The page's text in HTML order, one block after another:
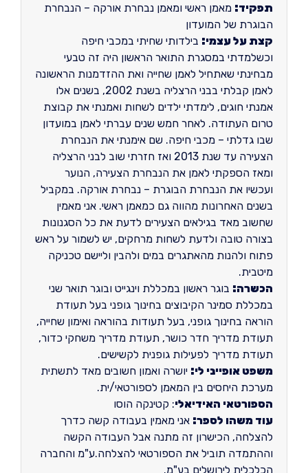
תפקיד: מאמן ראשי ומאמן נבחרת אורקה – הנבחרת
הבוגרת של המועדון
קצת על עצמי: בילדותי שחיתי במכבי חיפה
וכשלמדתי במסגרת התואר הראשון היה זה טבעי
מבחינתי שאתחיל לאמן שחייה ואת ההזדמנות הראשונה
לאמן קבלתי בבני הרצליה בשנת 2002, בשנים אלו
אמנתי חוגים, לימדתי ילדים לשחות ואמנתי את קבוצת
טרום העתודה. לאחר חמש שנים עברתי לאמן במועדון
שבו גדלתי – מכבי חיפה. שם אימנתי את הנבחרת
הצעירה עד שנת 2013 ואז חזרתי שוב לבני הרצליה
ומאז הספקתי לאמן את הנבחרת הצעירה, הנוער
ועכשיו את הנבחרת הבוגרת – נבחרת אורקה. במקביל
בשנים האחרונות מהווה גם כמאמן ראשי. אני מאמין
שחשוב מאד בגילאים הצעירים לדעת את כל הסגנונות
בצורה טובה ולדעת לשחות מרחקים, יש לשמור על ראש
פתוח ולהנות מהאתגרים במים ולהבין וליישם טכניקה
מיטבית.
הכשרה: בוגר ראשון במכללת וינגייט ובוגר תואר שני
במכללת סמינר הקיבוצים בחינוך גופני בעל תעודת
הוראה בחינוך גופני, בעל תעודות בהוראה ואימון שחייה,
תעודת מדריך חדר כושר, תעודת מדריך משחקי כדור,
תעודת מדריך לפעילות גופנית לקשישים.
משפט אופייני לי: יושרה ואמון חשובים מאד לתשתית
מערכת היחסים בין המאמן לספורטאי/ית.
הספורטאי האידיאלי: קטינקה הוסו
עוד משהו לספר: אני מאמין בעבודה קשה כדרך
להצלחה, הכישרון זה מתנה אבל העבודה הקשה
וההתמדה תוביל את הספורטאי להצלחה.ע"מ והחברה
הכלכלית לירושלים בע"מ.